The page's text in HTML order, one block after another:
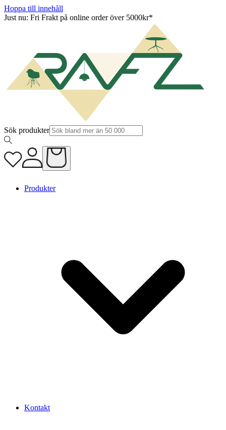
Hoppa till innehåll
Just nu: Fri Frakt på online order över 5000kr*
Sök produkter
Produkter
Kontakt